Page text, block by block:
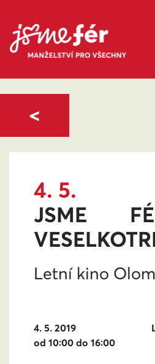
4. 5.
JSME
Letní kino
4. 5. 2019
od 10:00 do 16:00
<